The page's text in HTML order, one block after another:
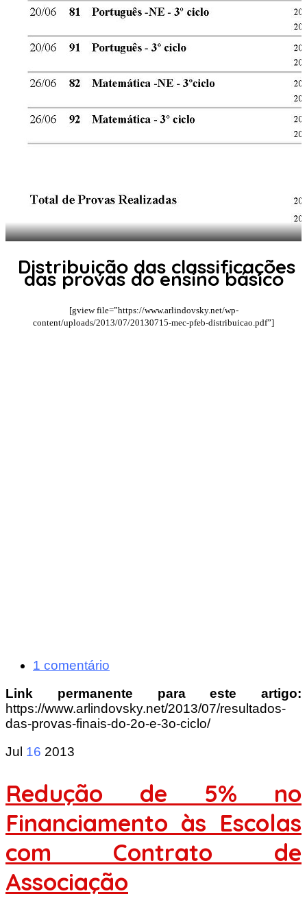
Distribuição das classificações
das provas do ensino básico
[gview file=”https://www.arlindovsky.net/wp-
content/uploads/2013/07/20130715-mec-pfeb-distribuicao.pdf”]
1 comentário
Link permanente para este artigo:
https://www.arlindovsky.net/2013/07/resultados-
das-provas-finais-do-2o-e-3o-ciclo/
Jul 16 2013
Redução de 5% no
Financiamento às Escolas
com Contrato de
Associação